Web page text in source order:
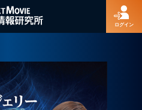
ログイン